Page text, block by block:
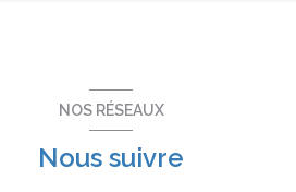
NOS RÉSEAUX
Nous suivre